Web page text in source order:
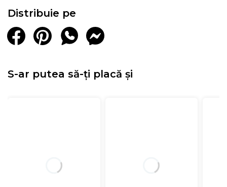
Distribuie pe
S-ar putea să-ți placă și